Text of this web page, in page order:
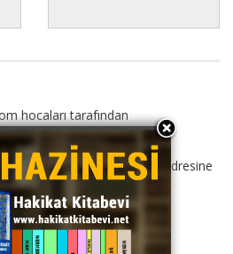
hocaları tarafından
mail adresine